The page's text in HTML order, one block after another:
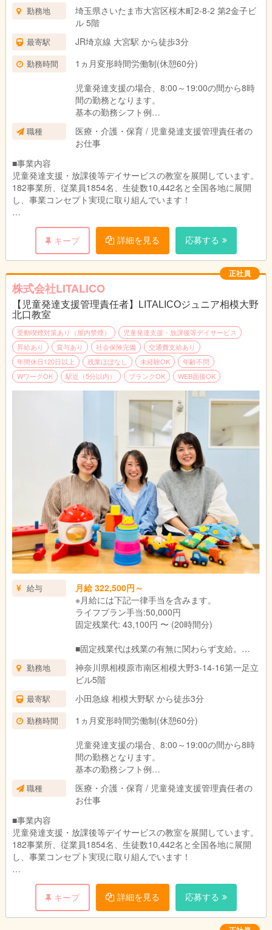
上記の想定時間を超えた場合は、別途割増賃金
を支給いたします。
■試用期間3ヶ月あり。
期間中の待遇に変更はありません。
勤務地
埼玉県さいたま市大宮区桜木町2-8-2 第2金子ビ
ル 5階
最寄駅 JR埼京線 大宮駅 から徒歩3分
勤務時間
1ヵ月変形時間労働制(休憩60分)
児童発達支援の場合、8:00～19:00の間から8時
間の勤務となります。
基本の勤務シフト例
（例）平日：9:30～18:30／土日：9:00～18:00
放課後等デイサービスの場合、11:00～21:00の
基本の勤務シフト例
（例）平日：11:30～20:30／土日：9:00～18:00
※働き方や対象のお子さま、教室によって異なり
職種
医療・介護・保育 / 児童発達支援管理責任者の
お仕事
■事業内容
児童発達支援・放課後等デイサービスの教室を展開しています。
182事業所、従業員1854名、生徒数10,442名と全国各地に展開
し、事業コンセプト実現に取り組んでいます！
■主な業務内容
1教室あたり約50名～60名のお子さまが通所されております。
（1）親御さまのニーズヒアリングやお子さまの特性、生活・ソ
ーシャルスキルのアセスメント
（2）個別支援計画の作成及び管理
（3）コンプライアンスに基づくサービスの管理業務全般
（4）教育・育児・発達相談業務
（5）地域における関係機関との連絡調整・折衝業務
（6）福祉サービスの説明、関係機関利用の際のアドバイス
■1日の流れ（一例）
10:30～11:30 行政との連絡調整
11:30～12:30 支援計画の提示、面談
14:00～16:00 親御様と面談（指導中と家庭での困り感をご相
談）
16:00～17:30 問い合わせ対応
18:00～19:00 指導員と支援計画のケース会議
※持ち帰り仕事やサービス残業は禁止しております。
※すべてのデータを自社システムで一元管理しており、スタッフ
同士の情報連携もスムーズです。
キープ 詳細を見る 応募する
正社員
株式会社LITALICO
【児童発達支援管理責任者】LITALICOジュニア相模大野
北口教室
受動喫煙対策あり（屋内禁煙）
児童発達支援・放課後等デイサービス
昇給あり
賞与あり 社会保険完備
交通費支給あり
年間休日120日以上
残業ほぼなし 未経験OK
年齢不問
WワークOK
駅近（5分以内） ブランクOK WEB面接OK
給与
月給 322,500円～
※月給には下記一律手当を含みます。
ライフプラン手当:50,000円
固定残業代: 43,100円 〜 (20時間分)
■固定残業代は残業の有無に関わらず支給。
を支給いたします。
■試用期間3ヶ月あり。
期間中の待遇に変更はありません。
勤務地
神奈川県相模原市南区相模大野3-14-16第一足立
ビル5階
最寄駅 小田急線 相模大野駅 から徒歩3分
勤務時間
1ヵ月変形時間労働制(休憩60分)
児童発達支援の場合、8:00～19:00の間から8時
間の勤務となります。
基本の勤務シフト例
放課後等デイサービスの場合、11:00～21:00の
基本の勤務シフト例
（例）平日：11:30～20:30／土日：9:00～18:00
※働き方や対象のお子さま、教室によって異なり
職種
医療・介護・保育 / 児童発達支援管理責任者の
お仕事
■事業内容
児童発達支援・放課後等デイサービスの教室を展開しています。
182事業所、従業員1854名、生徒数10,442名と全国各地に展開
し、事業コンセプト実現に取り組んでいます！
1教室あたり約50名～60名のお子さまが通所されております。
（1）親御さまのニーズヒアリングやお子さまの特性、生活・ソ
ーシャルスキルのアセスメント
キープ 詳細を見る 応募する